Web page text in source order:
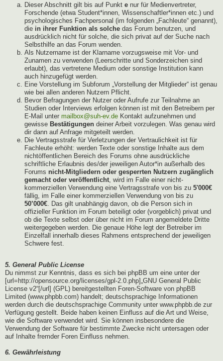
Dieser Abschnitt gilt bis auf Punkt e nur für Medienvertreter,
Forschende (etwa Student*innen, Wissenschaftler*innen etc.) und
psychologisches Fachpersonal (im folgenden „Fachleute“ genannt),
die in ihrer Funktion als solche das Forum benutzen, und
ausdrücklich nicht für solche, die sich privat auf der Suche nach
Selbsthilfe an das Forum wenden.
Als Nutzername ist der Klarname vorzugsweise mit Vor- und
Zunamen zu verwenden (Leerschritte und Sonderzeichen sind
erlaubt), das vertretene Medium oder sonstige Institution kann
auch hinzugefügt werden.
Eine Vorstellung im Subforum „Vorstellung der Mitglieder“ ist genau
wie bei allen anderen Nutzern Pflicht.
Bevor Befragungen der Nutzer oder Aufrufe zur Teilnahme an
Studien oder Interviews erfolgen können ist mit den Betreibern per
E-Mail unter mailbox@suh-ev.de Kontakt aufzunehmen und
gewisse Bestätigungen deiner Arbeit vorzulegen. Was genau wird
dir dann auf Anfrage mitgeteilt werden.
Die Vertragsstrafe für Verletzungen der Vertraulichkeit ist für
Fachleute erhöht: werden Texte oder sonstige Inhalte aus dem
nichtöffentlichen Bereich des Forums ohne ausdrückliche
schriftliche Erlaubnis des/der jeweiligen Autor*in außerhalb des
Forums nicht-Mitgliedern oder gesperrten Nutzern zugänglich
gemacht oder veröffentlicht , wird im Falle einer nicht-
kommerziellen Verwendung eine Vertragsstrafe von bis zu 5'000€
fällig, im Falle einer kommerziellen Verwendung von bis zu
50’000€ . Das gilt unabhängig davon, ob die Person sich in
offizieller Funktion im Forum beteiligt oder (vorgeblich) privat und
ob die Texte selbst oder über nicht im Forum angemeldete Dritte
weitergegeben werden. Die genaue Höhe legt der Betreiber im
Einzelfall innerhalb dieses Rahmens entsprechend der jeweiligen
Schwere fest.
5. General Public License
Du nimmst zur Kenntnis, dass es sich bei phpBB um eine unter der
[url=http://opensource.org/licenses/gpl-2.0.php]„GNU General Public
License v2“[/url] (GPL) bereitgestellten Foren-Software von phpBB
Limited (www.phpbb.com) handelt; deutschsprachige Informationen
werden durch die deutschsprachige Community unter www.phpbb.de zur
Verfügung gestellt. Beide haben keinen Einfluss auf die Art und Weise,
wie die Software verwendet wird. Sie können insbesondere die
Verwendung der Software für bestimmte Zwecke nicht untersagen oder
auf Inhalte fremder Foren Einfluss nehmen.
6. Gewährleistung